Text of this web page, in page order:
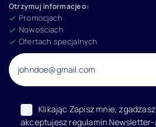
Otrzymuj informacje o:
Promocjach
Nowościach
Ofertach specjalnych
Klikając Zapisz mnie,
akceptujesz regulamin Newsletter-